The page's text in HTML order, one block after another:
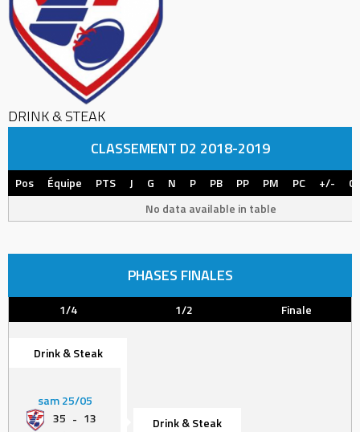
DRINK & STEAK
CLASSEMENT D2 2018-2019
Pos Équipe PTS J G N P PB PP PM PC +/-
CJ
No data available in table
PHASES FINALES
1/4 1/2 Finale
Drink & Steak
sam 25/05
35 - 13 Drink & Steak